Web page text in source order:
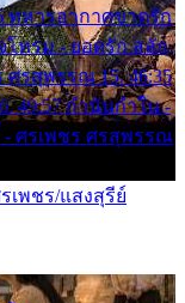
ทหารอากาศขาดรัก
โทรม - ยอดรัก สลัก
ศรสุพรรณ 15. 46:35
49:57 กำนันกำใน -
- ศรเพชร ศรสุพรรณ
เพชร/แสงสุรีย์